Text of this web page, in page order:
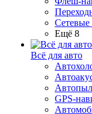
Ещё 8
Всё для авто
GPS-